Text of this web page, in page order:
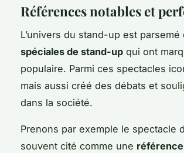
Références notables et
L’univers du stand-up est parsemé
spéciales de stand-up qui ont
populaire. Parmi ces spectacles
mais aussi créé des débats et
dans la société.
Prenons par exemple le spectacle
souvent cité comme une